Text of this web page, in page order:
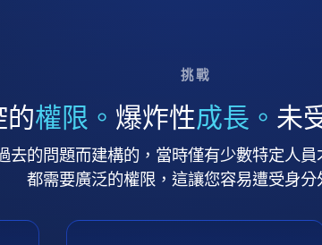
挑戰
的權限。 爆炸性成長。 未
去的問題而建構的，當時僅有少數特定人
都需要廣泛的權限，這讓您容易遭受身分